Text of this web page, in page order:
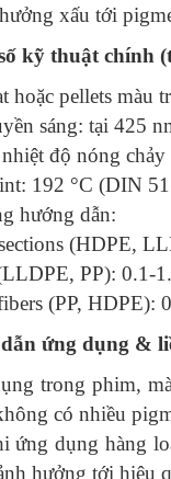
xấu tới
kỹ thuật chính
hoặc pellets màu
sáng: tại 425
độ nóng
192 °C (DIN
hướng dẫn:
(HDPE,
PP): 0.1-
(PP, HDPE):
ứng dụng &
trong phim,
có nhiều
ứng dụng hàng
hưởng tới hiệu